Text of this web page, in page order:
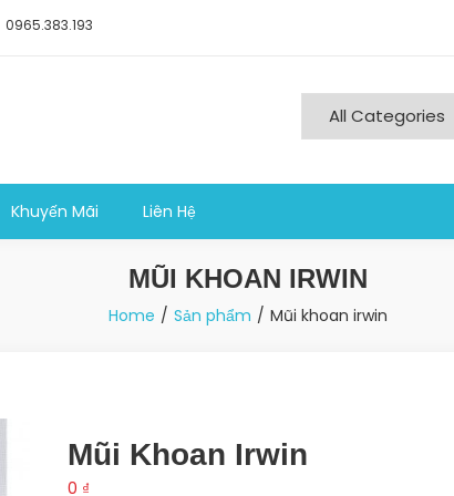
0965.383.193
Khuyến Mãi Liên Hệ
MŨI KHOAN IRWIN
Home Sản phẩm Mũi khoan irwin
Mũi Khoan Irwin
0 ₫